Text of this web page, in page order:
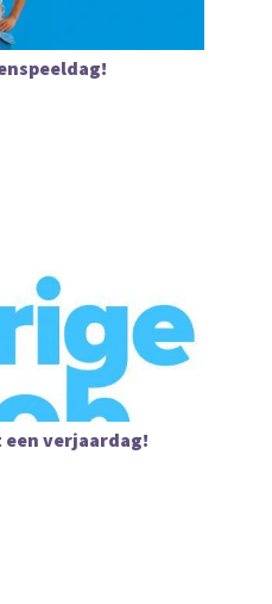
verjaardag!